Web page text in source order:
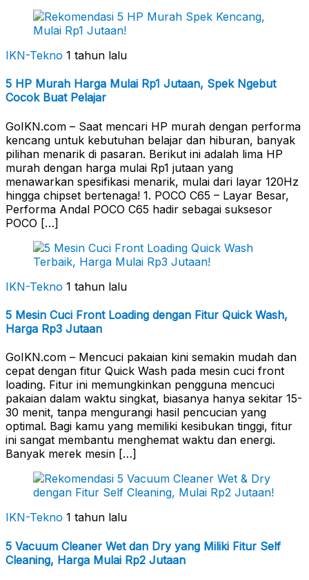
IKN-Tekno 1 tahun lalu
5 HP Murah Harga Mulai Rp1 Jutaan, Spek Ngebut
Cocok Buat Pelajar
GoIKN.com – Saat mencari HP murah dengan performa
kencang untuk kebutuhan belajar dan hiburan, banyak
pilihan menarik di pasaran. Berikut ini adalah lima HP
murah dengan harga mulai Rp1 jutaan yang
menawarkan spesifikasi menarik, mulai dari layar 120Hz
hingga chipset bertenaga! 1. POCO C65 – Layar Besar,
Performa Andal POCO C65 hadir sebagai suksesor
POCO […]
IKN-Tekno 1 tahun lalu
5 Mesin Cuci Front Loading dengan Fitur Quick Wash,
Harga Rp3 Jutaan
GoIKN.com – Mencuci pakaian kini semakin mudah dan
cepat dengan fitur Quick Wash pada mesin cuci front
loading. Fitur ini memungkinkan pengguna mencuci
pakaian dalam waktu singkat, biasanya hanya sekitar 15-
30 menit, tanpa mengurangi hasil pencucian yang
optimal. Bagi kamu yang memiliki kesibukan tinggi, fitur
ini sangat membantu menghemat waktu dan energi.
Banyak merek mesin […]
IKN-Tekno 1 tahun lalu
5 Vacuum Cleaner Wet dan Dry yang Miliki Fitur Self
Cleaning, Harga Mulai Rp2 Jutaan